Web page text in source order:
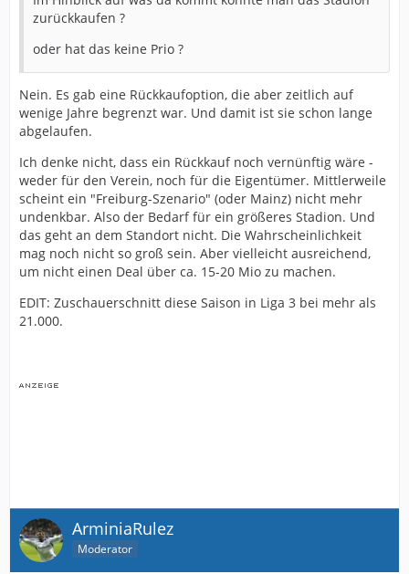
zurückkaufen ?
oder hat das keine Prio ?
Nein. Es gab eine Rückkaufoption, die aber zeitlich auf
wenige Jahre begrenzt war. Und damit ist sie schon lange
abgelaufen.
Ich denke nicht, dass ein Rückkauf noch vernünftig wäre -
weder für den Verein, noch für die Eigentümer. Mittlerweile
scheint ein "Freiburg-Szenario" (oder Mainz) nicht mehr
undenkbar. Also der Bedarf für ein größeres Stadion. Und
das geht an dem Standort nicht. Die Wahrscheinlichkeit
mag noch nicht so groß sein. Aber vielleicht ausreichend,
um nicht einen Deal über ca. 15-20 Mio zu machen.
EDIT: Zuschauerschnitt diese Saison in Liga 3 bei mehr als
21.000.
ArminiaRulez
Moderator